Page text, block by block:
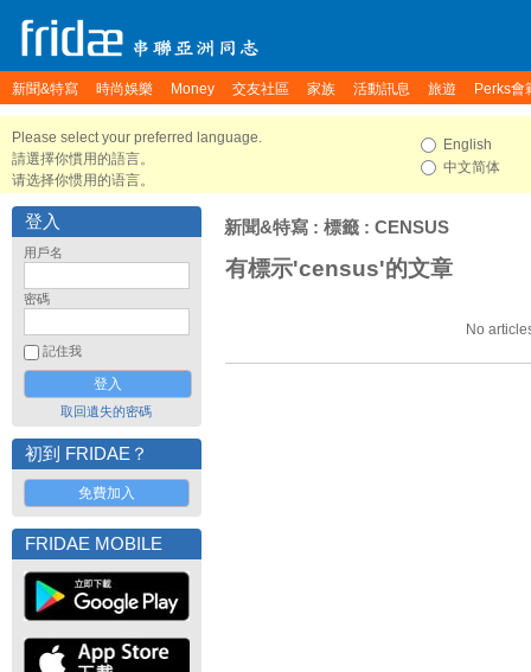
新聞&特寫 時尚娛樂 Money 交友社區 家族 活動訊息 旅遊 Perks會
Please select your preferred language.
請選擇你慣用的語言。
请选择你惯用的语言。
English
中文简体
登入
用戶名
密碼
記住我
取回遺失的密碼
初到 FRIDAE？
免費加入
FRIDAE MOBILE
新聞&特寫 : 標籤 : CENSUS
有標示'census'的文章
No